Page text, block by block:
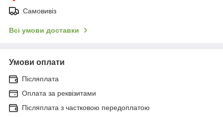
Самовивіз
Всі умови доставки
Умови оплати
Післяплата
Оплата за реквізитами
Післяплата з частковою передоплатою